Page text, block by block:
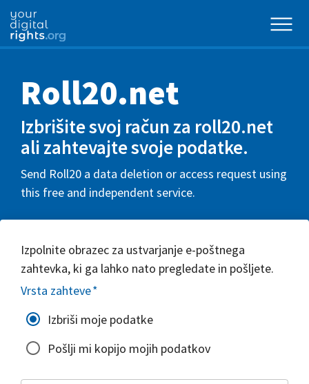
Roll20.net
Izbrišite svoj račun za roll20.net
ali zahtevajte svoje podatke.
Send Roll20 a data deletion or access request using
this free and independent service.
Izpolnite obrazec za ustvarjanje e-poštnega
zahtevka, ki ga lahko nato pregledate in pošljete.
Vrsta zahteve*
Izbriši moje podatke
Pošlji mi kopijo mojih podatkov